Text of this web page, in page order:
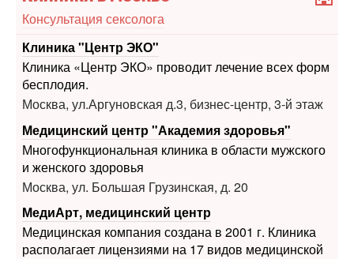
Клиника «Центр ЭКО» проводит лечение всех форм
Москва, ул.Аргуновская д.3, бизнес-центр, 3-й этаж
Медицинский центр "Академия здоровья"
Многофункциональная клиника в области мужского
Москва, ул. Большая Грузинская, д. 20
МедиАрт, медицинский центр
Медицинская компания создана в 2001 г. Клиника
располагает лицензиями на 17 видов медицинской
деятельности
ул. Скульптора Мухиной, д. 14